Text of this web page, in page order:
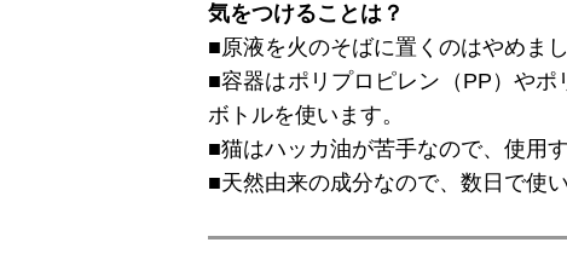
気をつけることは？
■原液を火のそばに置くのはやめまし
■容器はポリプロピレン（PP）や
ボトルを使います。
■猫はハッカ油が苦手なので、使用
■天然由来の成分なので、数日で使